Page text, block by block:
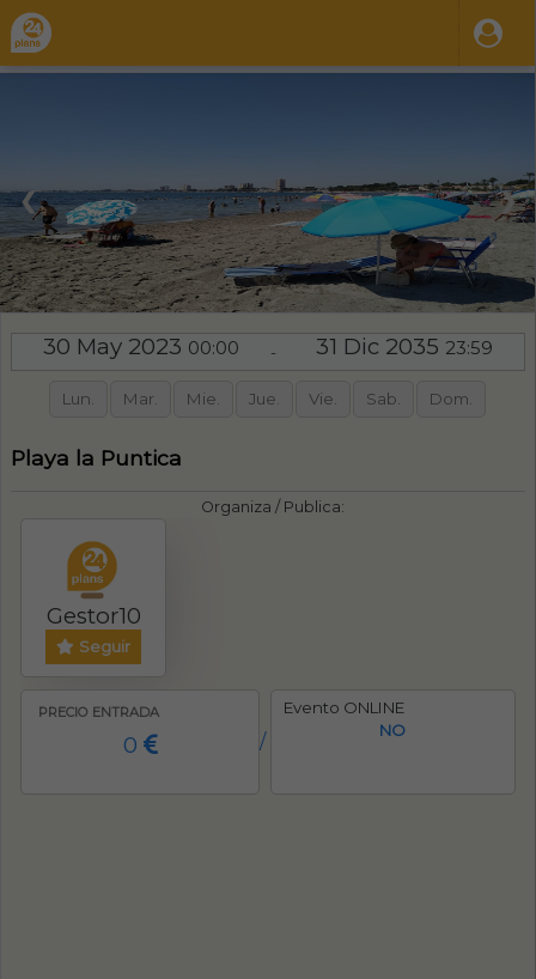
❮ ❯
30 May 2023 00:00 - 31 Dic 2035 23:59
Lun. Mar. Mie. Jue. Vie. Sab. Dom.
Playa la Puntica
Organiza / Publica:
Gestor10
Seguir
PRECIO ENTRADA
0 /
Evento ONLINE
NO